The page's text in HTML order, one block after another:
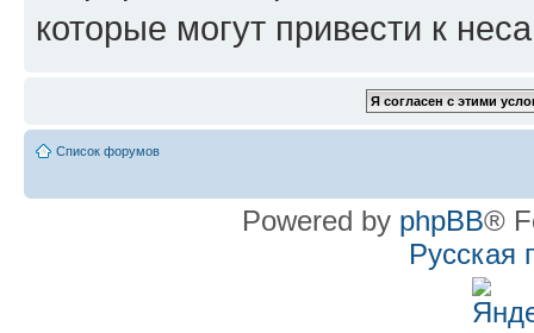
которые могут привести к
Список форумов
Powered by phpBB®
Русская